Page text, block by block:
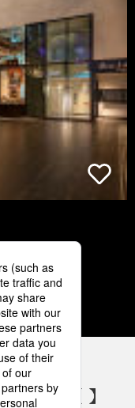
5
アカウント